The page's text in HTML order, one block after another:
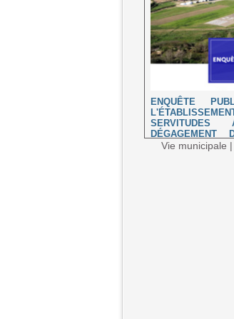
ENQUÊTE
SERVITUDES
DÉGAGEMENT
PROPRIANO
Vie municipale |